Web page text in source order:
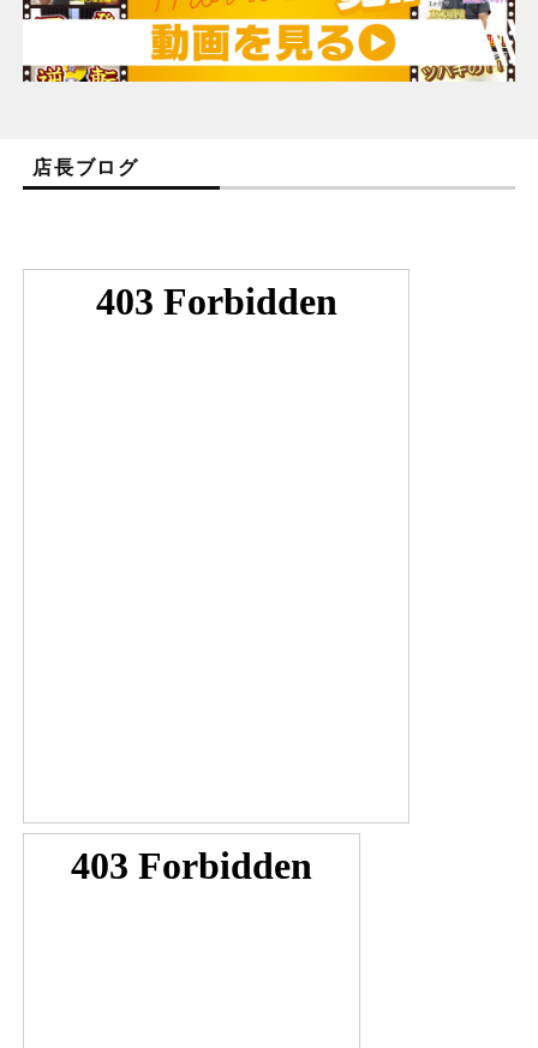
店長ブログ